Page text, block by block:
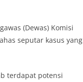
(Dewas) Komisi
seputar kasus yang
terdapat potensi